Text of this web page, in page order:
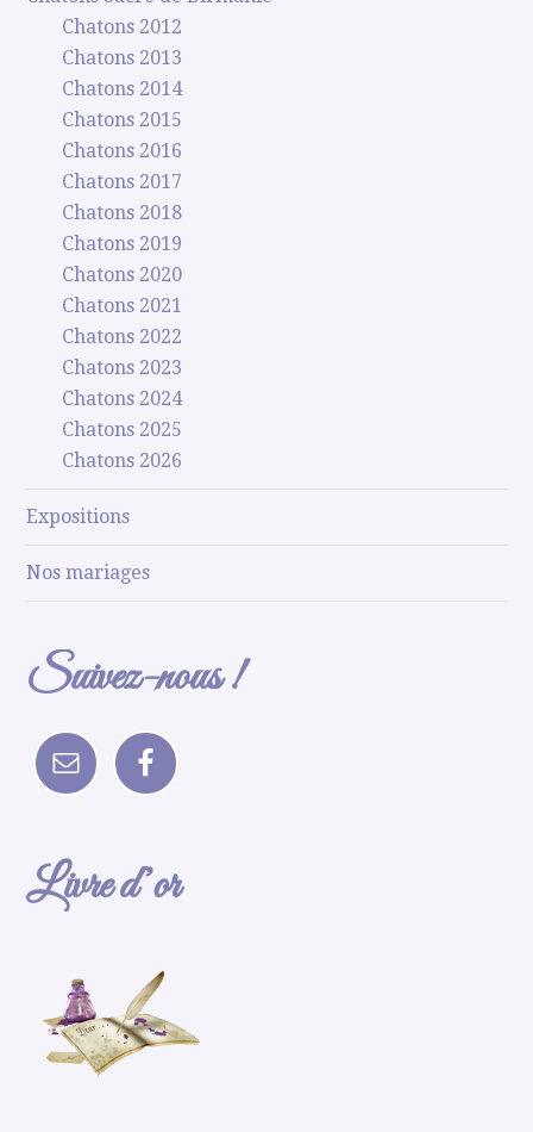
Chatons 2012
Chatons 2013
Chatons 2014
Chatons 2015
Chatons 2016
Chatons 2017
Chatons 2018
Chatons 2019
Chatons 2020
Chatons 2021
Chatons 2022
Chatons 2023
Chatons 2024
Chatons 2025
Chatons 2026
Expositions
Nos mariages
Suivez-nous !
Livre d’or